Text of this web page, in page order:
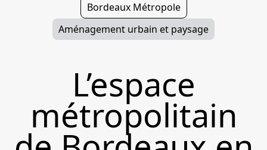
Bordeaux Métropole
Aménagement urbain et paysage
L’espace
métropolitain